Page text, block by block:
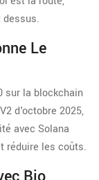
dessus.
Le
sur la blockchain
d'octobre 2025,
avec Solana
réduire les coûts.